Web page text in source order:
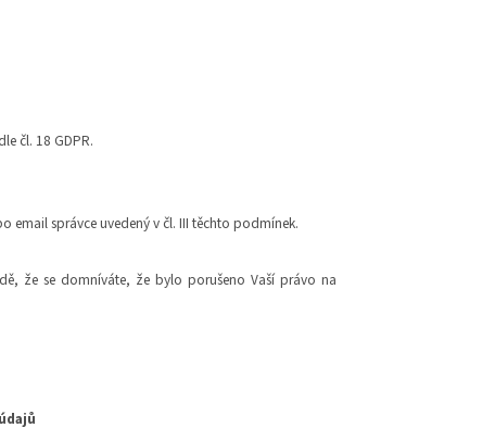
čl. 18 GDPR.
email správce uvedený v čl. III těchto podmínek.
že se domníváte, že bylo porušeno Vaší právo na